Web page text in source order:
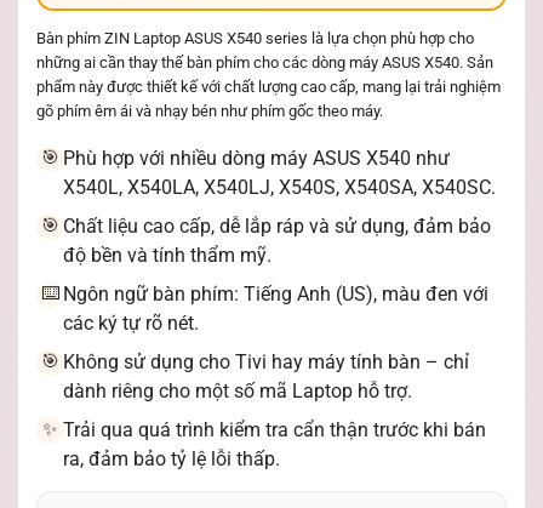
Bàn phím ZIN Laptop ASUS X540 series là lựa chọn phù hợp cho
những ai cần thay thế bàn phím cho các dòng máy ASUS X540. Sản
phẩm này được thiết kế với chất lượng cao cấp, mang lại trải nghiệm
gõ phím êm ái và nhạy bén như phím gốc theo máy.
🎯 Phù hợp với nhiều dòng máy ASUS X540 như
X540L, X540LA, X540LJ, X540S, X540SA, X540SC.
🎯 Chất liệu cao cấp, dễ lắp ráp và sử dụng, đảm bảo
độ bền và tính thẩm mỹ.
⌨️ Ngôn ngữ bàn phím: Tiếng Anh (US), màu đen với
các ký tự rõ nét.
🎯 Không sử dụng cho Tivi hay máy tính bàn – chỉ
dành riêng cho một số mã Laptop hỗ trợ.
✨ Trải qua quá trình kiểm tra cẩn thận trước khi bán
ra, đảm bảo tỷ lệ lỗi thấp.